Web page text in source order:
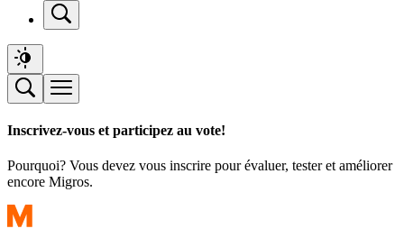
Inscrivez-vous et participez au vote!
Pourquoi? Vous devez vous inscrire pour évaluer, tester et améliorer
encore Migros.